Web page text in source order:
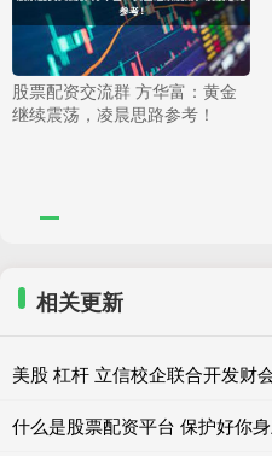
股票配资交流群 方华富：黄金
继续震荡，凌晨思路参考！
相关更新